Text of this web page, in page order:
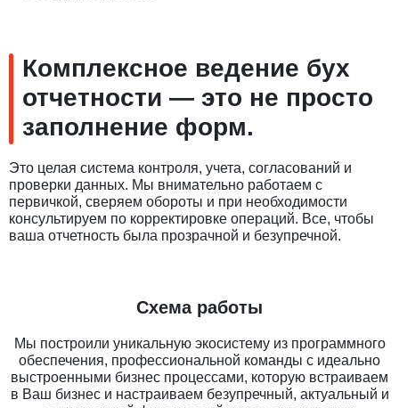
Комплексное ведение бух
отчетности — это не просто
заполнение форм.
Это целая система контроля, учета, согласований и
проверки данных. Мы внимательно работаем с
первичкой, сверяем обороты и при необходимости
консультируем по корректировке операций. Все, чтобы
ваша отчетность была прозрачной и безупречной.
Схема работы
Мы построили уникальную экосистему из программного
обеспечения, профессиональной команды с идеально
выстроенными бизнес процессами, которую встраиваем
в Ваш бизнес и настраиваем безупречный, актуальный и